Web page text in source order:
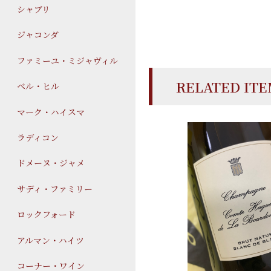
シャブリ
ジャコンダ
ファミーユ・ミジャヴィル
ベル・ヒル
マーク・ハイスマ
ラディコン
ドメーヌ・ジャメ
サディ・ファミリー
ロックフォード
アルマン・ハイツ
コーナー・ワイン
RELATED